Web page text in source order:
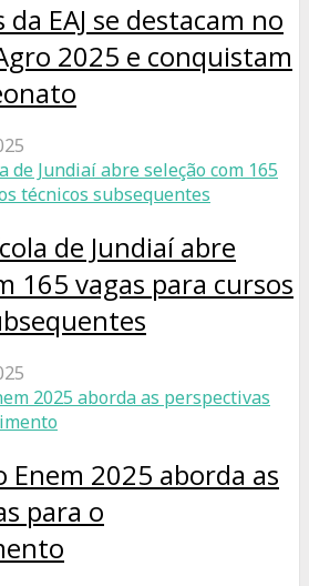
EAJ se destacam no
2025 e conquistam
de Jundiaí abre
165 vagas para cursos
Enem 2025 aborda as
para o